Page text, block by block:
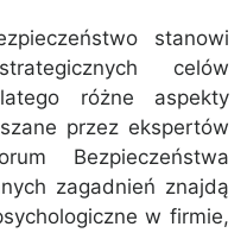
stanowi
celów
różne aspekty
przez ekspertów
Bezpieczeństwa
zagadnień znajdą
w firmie,